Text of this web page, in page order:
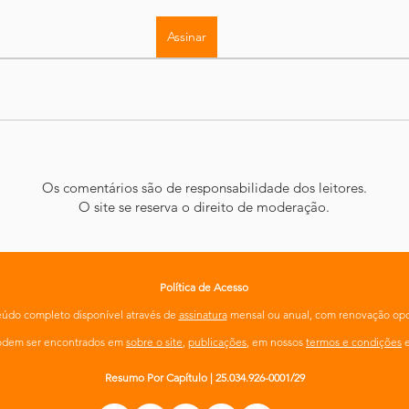
Assinar
Os comentários são de responsabilidade dos leitores.
O site se reserva o direito de moderação.
Política de Acesso
completo disponível através de assinaturamensal ou anual, com renovação
ser encontrados emsobre o site, publicações, em nossos termos e condições
Resumo Por Capítulo | 25.034.926-0001/29